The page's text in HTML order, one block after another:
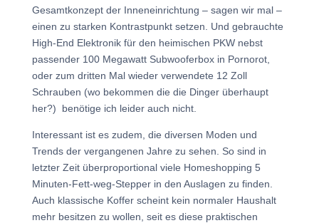
Gesamtkonzept der Inneneinrichtung – sagen wir mal –
einen zu starken Kontrastpunkt setzen. Und gebrauchte
High-End Elektronik für den heimischen PKW nebst
passender 100 Megawatt Subwooferbox in Pornorot,
oder zum dritten Mal wieder verwendete 12 Zoll
Schrauben (wo bekommen die die Dinger überhaupt
her?) benötige ich leider auch nicht.
Interessant ist es zudem, die diversen Moden und
Trends der vergangenen Jahre zu sehen. So sind in
letzter Zeit überproportional viele Homeshopping 5
Minuten-Fett-weg-Stepper in den Auslagen zu finden.
Auch klassische Koffer scheint kein normaler Haushalt
mehr besitzen zu wollen, seit es diese praktischen